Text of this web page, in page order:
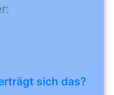
sich das?